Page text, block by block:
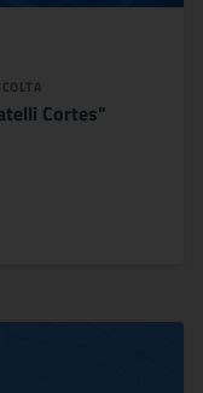
Cortes"